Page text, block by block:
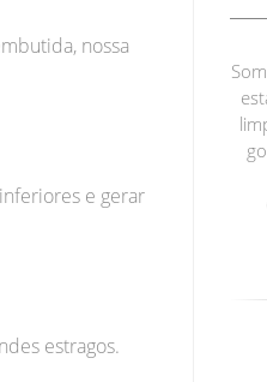
nossa
e gerar
estragos.